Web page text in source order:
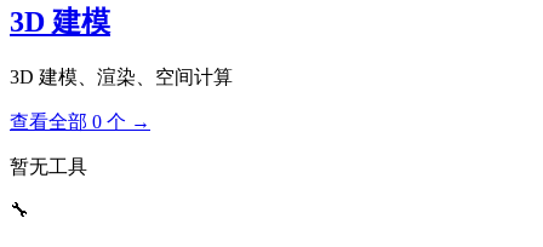
3D 建模
3D 建模、渲染、空间计算
查看全部 0 个 →
暂无工具
🔧